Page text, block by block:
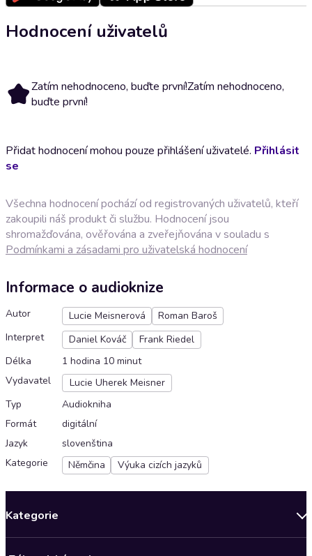
Hodnocení uživatelů
Zatím nehodnoceno, buďte první!Zatím nehodnoceno,
buďte první!
Přidat hodnocení mohou pouze přihlášení uživatelé. Přihlásit
se
Všechna hodnocení pochází od registrovaných uživatelů, kteří
zakoupili náš produkt či službu. Hodnocení jsou
shromažďována, ověřována a zveřejňována v souladu s
Podmínkami a zásadami pro uživatelská hodnocení
Informace o audioknize
Autor Lucie Meisnerová
Roman Baroš
Interpret
Daniel Kováč
Frank Riedel
Délka
1 hodina 10 minut
Vydavatel
Lucie Uherek Meisner
Typ
Audiokniha
Formát
digitální
Jazyk
slovenština
Kategorie
Němčina Výuka cizích jazyků
Kategorie